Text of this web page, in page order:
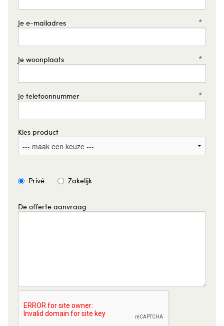
Je e-mailadres *
Je woonplaats *
Je telefoonnummer *
Kies product
Privé Zakelijk
De offerte aanvraag